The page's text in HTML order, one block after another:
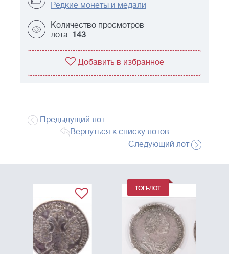
Редкие монеты и медали
Количество просмотров
лота: 143
Добавить в избранное
Предыдущий лот
Вернуться к списку лотов
Следующий лот